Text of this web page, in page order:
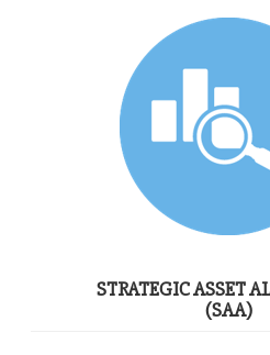
STRATEGIC ASSET
(SAA)